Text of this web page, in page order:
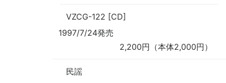
VZCG-122 [CD]
1997/7/24発売
2,200円（本体2,000円）
民謡